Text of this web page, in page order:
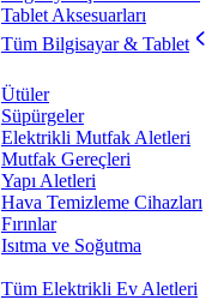
Tablet Aksesuarları
Tüm Bilgisayar & Tablet
Ütüler
Süpürgeler
Elektrikli Mutfak Aletleri
Mutfak Gereçleri
Yapı Aletleri
Hava Temizleme Cihazları
Fırınlar
Isıtma ve Soğutma
Tüm Elektrikli Ev Aletleri